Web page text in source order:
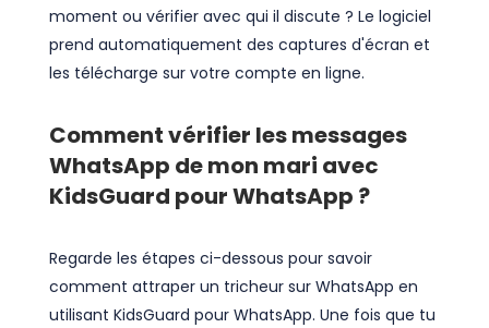
moment ou vérifier avec qui il discute ? Le logiciel
prend automatiquement des captures d'écran et
les télécharge sur votre compte en ligne.
Comment vérifier les messages
WhatsApp de mon mari avec
KidsGuard pour WhatsApp ?
Regarde les étapes ci-dessous pour savoir
comment attraper un tricheur sur WhatsApp en
utilisant KidsGuard pour WhatsApp. Une fois que tu